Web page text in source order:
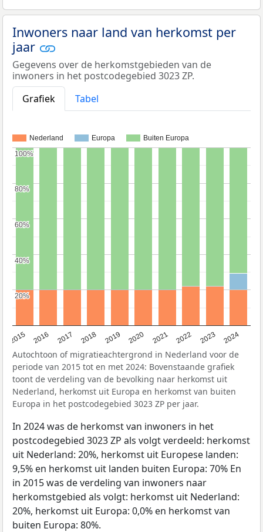
Inwoners naar land van herkomst per
jaar
Gegevens over de herkomstgebieden van de
inwoners in het postcodegebied 3023 ZP.
Grafiek
Tabel
Nederland Europa Buiten Europa
2015 2016 2017 2018 2019 2020 2021 2022 2023 2024
20%
20%
40%
40%
60%
60%
80%
80%
100%
100%
Autochtoon of migratieachtergrond in Nederland voor de
periode van 2015 tot en met 2024: Bovenstaande grafiek
toont de verdeling van de bevolking naar herkomst uit
Nederland, herkomst uit Europa en herkomst van buiten
Europa in het postcodegebied 3023 ZP per jaar.
In 2024 was de herkomst van inwoners in het
postcodegebied 3023 ZP als volgt verdeeld: herkomst
uit Nederland: 20%, herkomst uit Europese landen:
9,5% en herkomst uit landen buiten Europa: 70% En
in 2015 was de verdeling van inwoners naar
herkomstgebied als volgt: herkomst uit Nederland:
20%, herkomst uit Europa: 0,0% en herkomst van
buiten Europa: 80%.